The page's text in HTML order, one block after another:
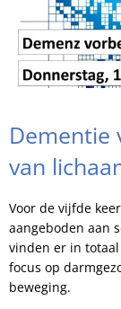
Dementie
van
Voor de vijfde
aangeboden aan
vinden er in
focus op
beweging.